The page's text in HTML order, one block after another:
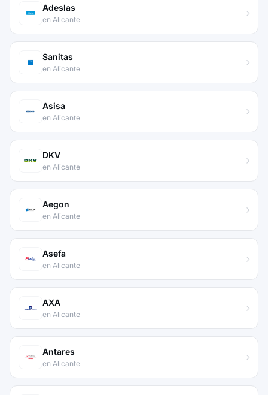
Adeslas
en Alicante
Sanitas
en Alicante
Asisa
en Alicante
DKV
en Alicante
Aegon
en Alicante
Asefa
en Alicante
AXA
en Alicante
Antares
en Alicante